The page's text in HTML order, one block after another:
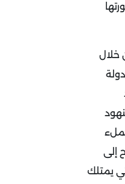
خلال
إلى
يمتلك